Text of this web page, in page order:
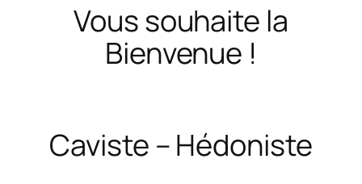
Vous souhaite la
Bienvenue !
Caviste – Hédoniste